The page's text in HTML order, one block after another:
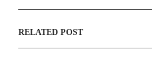
RELATED POST